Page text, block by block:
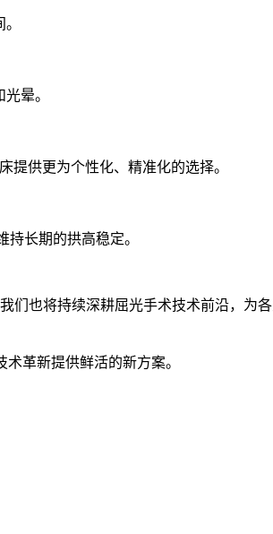
晕。
供更为个性化、精准化的选择。
长期的拱高稳定。
也将持续深耕屈光手术技术前沿，为
革新提供鲜活的新方案。